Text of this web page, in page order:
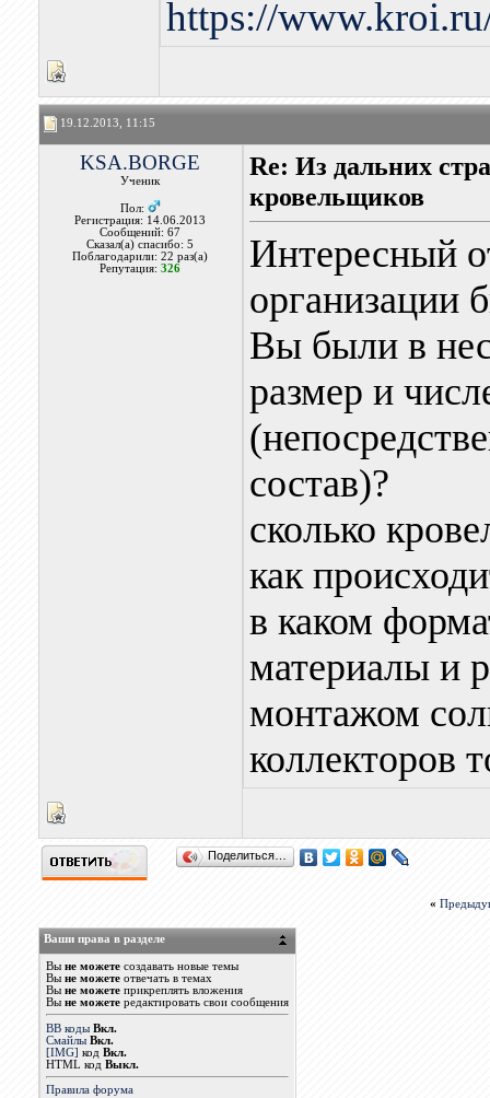
https://
19.12.2013, 11:15
KSA.BORGE
Ученик
Пол:
Регистрация: 14.06.2013
Сообщений: 67
Сказал(а) спасибо: 5
Поблагодарили: 22 раз(а)
Репутация:326
Re: Из дальних
кровельщиков
Интересный
организации
Вы были в
размер и
состав)?
сколько
как
в каком
материалы и
монтажом
коллекторов
Поделиться…
«
Ваши права в разделе
Вы не можетесоздавать новые темы
Вы не можетеотвечать в темах
Вы не можетеприкреплять вложения
Вы не можетередактировать свои сообщения
BB коды Вкл.
Смайлы Вкл.
[IMG] код Вкл.
HTML код Выкл.
Правила форума